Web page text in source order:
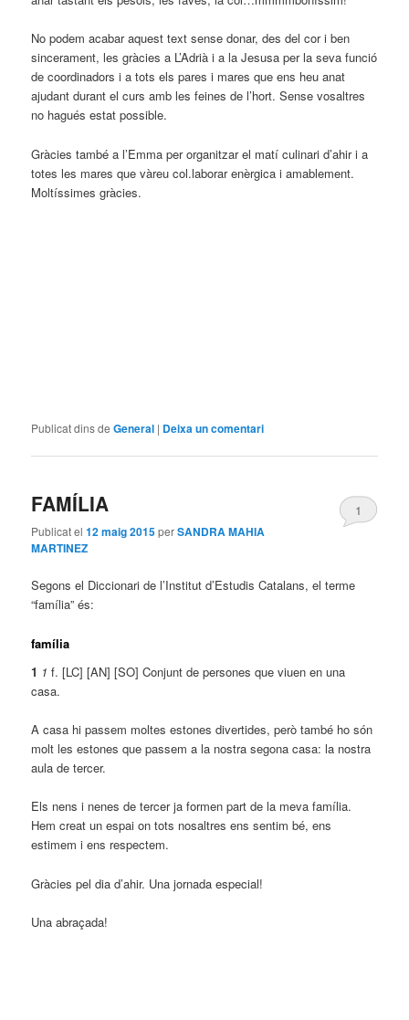
No podem acabar aquest text sense donar, des del cor i ben
sincerament, les gràcies a L’Adrià i a la Jesusa per la seva funció
de coordinadors i a tots els pares i mares que ens heu anat
ajudant durant el curs amb les feines de l’hort. Sense vosaltres
no hagués estat possible.
Gràcies també a l’Emma per organitzar el matí culinari d’ahir i a
totes les mares que vàreu col.laborar enèrgica i amablement.
Moltíssimes gràcies.
Publicat dins de General | Deixa un comentari
FAMÍLIA
Publicat el12 maig 2015perSANDRA MAHIA
MARTINEZ
1
Segons el Diccionari de l’Institut d’Estudis Catalans, el terme
“família” és:
família
1 1f. [LC][AN][SO]Conjunt de persones que viuen en una
casa.
A casa hi passem moltes estones divertides, però també ho són
molt les estones que passem a la nostra segona casa: la nostra
aula de tercer.
Els nens i nenes de tercer ja formen part de la meva família.
Hem creat un espai on tots nosaltres ens sentim bé, ens
estimem i ens respectem.
Gràcies pel dia d’ahir. Una jornada especial!
Una abraçada!